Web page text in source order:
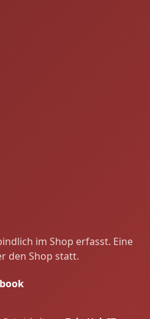
im Shop erfasst. Eine
den Shop statt.